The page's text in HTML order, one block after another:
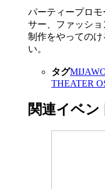
パーティープロ
サー、ファッシ
制作をやっての
い。
タグMIJA
THEATER
関連イベン